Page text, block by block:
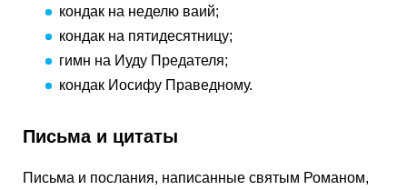
кондак на неделю ваий;
кондак на пятидесятницу;
гимн на Иуду Предателя;
кондак Иосифу Праведному.
Письма и цитаты
Письма и послания, написанные святым Романом,